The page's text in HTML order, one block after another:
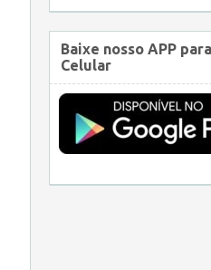
Baixe nosso APP
Celular